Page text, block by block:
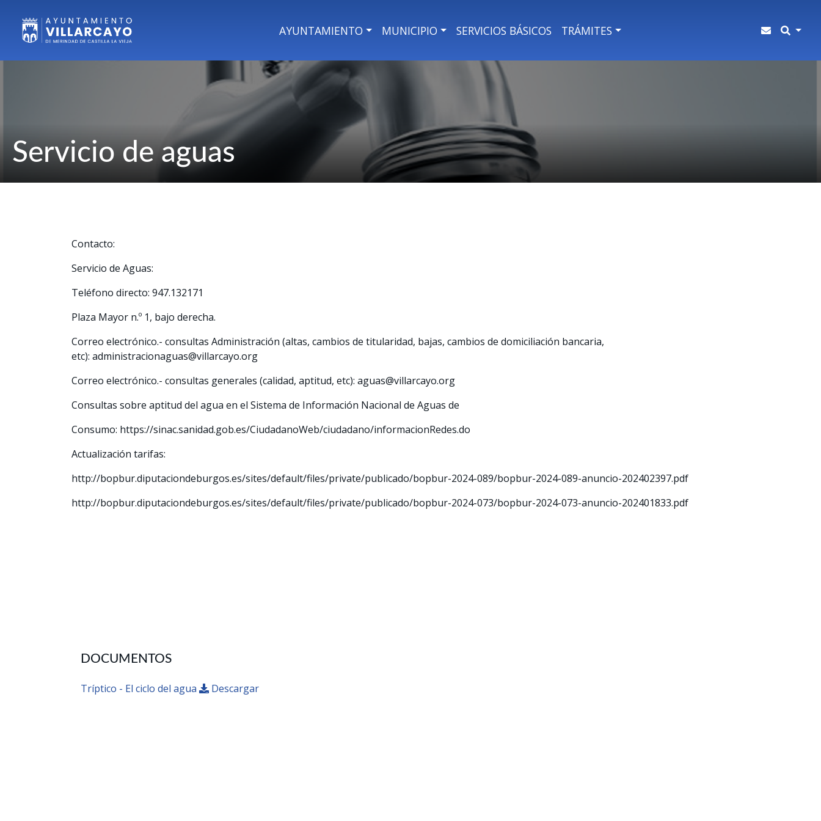
AYUNTAMIENTO MUNICIPIO SERVICIOS BÁSICOS TRÁMITES
Servicio de aguas
Contacto:
Servicio de Aguas:
Teléfono directo: 947.132171
Plaza Mayor n.º 1, bajo derecha.
Correo electrónico.- consultas Administración (altas, cambios de titularidad, bajas, cambios de domiciliación bancaria,
etc): administracionaguas@villarcayo.org
Correo electrónico.- consultas generales (calidad, aptitud, etc): aguas@villarcayo.org
Consultas sobre aptitud del agua en el Sistema de Información Nacional de Aguas de
Consumo: https://sinac.sanidad.gob.es/CiudadanoWeb/ciudadano/informacionRedes.do
Actualización tarifas:
http://bopbur.diputaciondeburgos.es/sites/default/files/private/publicado/bopbur-2024-089/bopbur-2024-089-anuncio-202402397.pdf
http://bopbur.diputaciondeburgos.es/sites/default/files/private/publicado/bopbur-2024-073/bopbur-2024-073-anuncio-202401833.pdf
DOCUMENTOS
Tríptico - El ciclo del agua Descargar